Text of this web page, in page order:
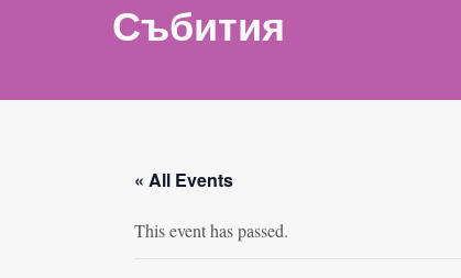
Събития
« All Events
This event has passed.